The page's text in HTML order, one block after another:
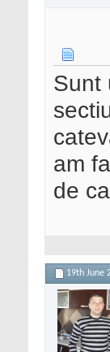
Sunt
am
de
19th June